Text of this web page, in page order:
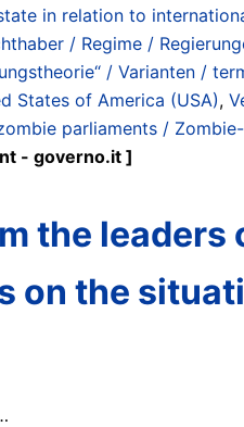
in relation to
/ Regime /
/ Varianten /
States of America (USA),
parliaments /
- governo.it ]
the leaders
on the